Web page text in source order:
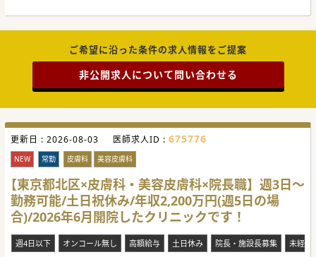
ご希望に沿った条件の求人情報をご提案
非公開求人について問い合わせる
更新日 : 2026-08-03 医師求人ID : 675776
NEW 常勤 皮膚科 美容皮膚科
【東京都北区×皮膚科・美容皮膚科×院長職】週3日～
勤務可能/土日祝休み/年収2,200万円(週5日の場
合)/2026年6月開院したクリニックです！
週4日以下 オンコール無し 高額給与 土日休み 院長・施設長募集 未経験